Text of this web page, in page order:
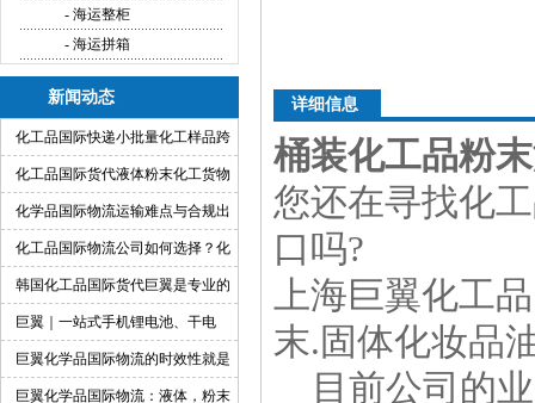
- 海运整柜
- 海运拼箱
新闻动态
化工品国际快递小批量化工样品跨
境运输渠道
化工品国际货代液体粉末化工货物
出口运输服务
化学品国际物流运输难点与合规出
货渠道详解
化工品国际物流公司如何选择？化
工货物跨境物流解决方案
韩国化工品国际货代巨翼是专业的
巨翼｜一站式手机锂电池、干电
池、纯电池国际快递出口
巨翼化学品国际物流的时效性就是
快！巨翼化学品国际物流：液体，粉末
详细信息
桶装化工品粉
您还在寻找化
口吗?
上海巨翼化工
末.固体化妆品
目前公司的业